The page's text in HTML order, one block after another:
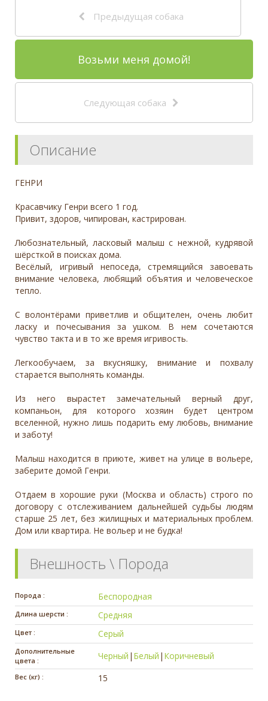
Предыдущая собака
Возьми меня домой!
Следующая собака
Описание
ГЕНРИ
Красавчику Генри всего 1 год.
Привит, здоров, чипирован, кастрирован.
Любознательный, ласковый малыш с нежной, кудрявой
шёрсткой в поисках дома.
Весёлый, игривый непоседа, стремящийся завоевать
внимание человека, любящий объятия и человеческое
тепло.
С волонтёрами приветлив и общителен, очень любит
ласку и почесывания за ушком. В нем сочетаются
чувство такта и в то же время игривость.
Легкообучаем, за вкусняшку, внимание и похвалу
старается выполнять команды.
Из него вырастет замечательный верный друг,
компаньон, для которого хозяин будет центром
вселенной, нужно лишь подарить ему любовь, внимание
и заботу!
Малыш находится в приюте, живет на улице в вольере,
заберите домой Генри.
Отдаем в хорошие руки (Москва и область) строго по
договору с отслеживанием дальнейшей судьбы людям
старше 25 лет, без жилищных и материальных проблем.
Дом или квартира. Не вольер и не будка!
Внешность \ Порода
Порода : Беспородная
Длина шерсти : Средняя
Цвет : Серый
Дополнительные
цвета :
Черный | Белый | Коричневый
Вес (кг) : 15